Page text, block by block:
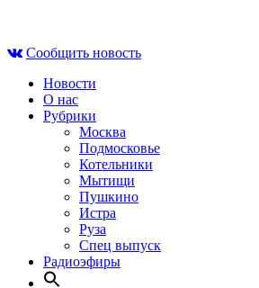
contentСообщить новость
Новости
О нас
Рубрики
Москва
Подмосковье
Котельники
Мытищи
Пушкино
Истра
Руза
Спец выпуск
Радиоэфиры